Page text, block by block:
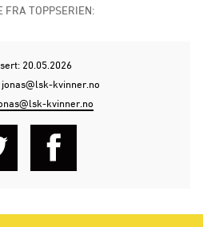
FRA TOPPSERIEN:
20.05.2026
kvinner.no
kvinner.no